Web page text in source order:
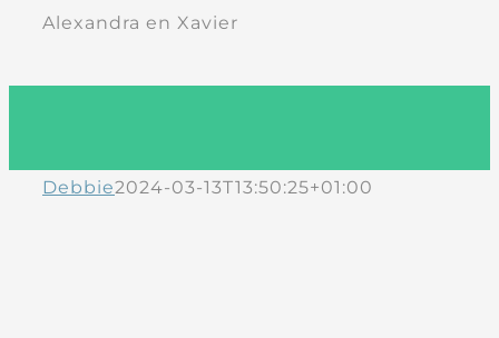
Alexandra en Xavier
Debbie2024-03-13T13:50:25+01:00